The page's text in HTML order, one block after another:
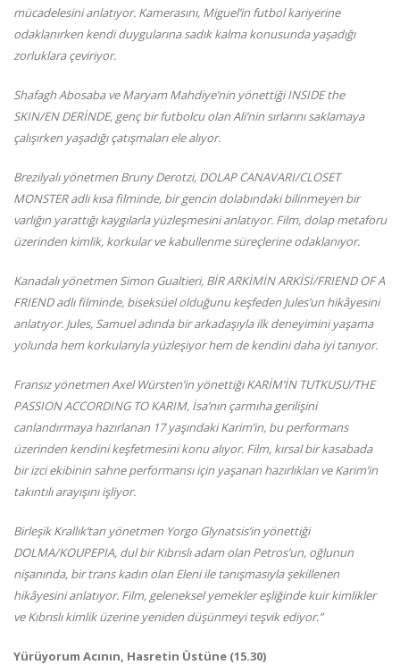
mücadelesini anlatıyor. Kamerasını, Miguel’in futbol kariyerine
odaklanırken kendi duygularına sadık kalma konusunda yaşadığı
zorluklara çeviriyor.
Shafagh Abosaba ve Maryam Mahdiye’nin yönettiği INSIDE the
SKIN/EN DERİNDE, genç bir futbolcu olan Ali’nin sırlarını saklamaya
çalışırken yaşadığı çatışmaları ele alıyor.
Brezilyalı yönetmen Bruny Derotzi, DOLAP CANAVARI/CLOSET
MONSTER adlı kısa filminde, bir gencin dolabındaki bilinmeyen bir
varlığın yarattığı kaygılarla yüzleşmesini anlatıyor. Film, dolap metaforu
üzerinden kimlik, korkular ve kabullenme süreçlerine odaklanıyor.
Kanadalı yönetmen Simon Gualtieri, BİR ARKİMİN ARKİSİ/FRIEND OF A
FRIEND adlı filminde, biseksüel olduğunu keşfeden Jules’un hikâyesini
anlatıyor. Jules, Samuel adında bir arkadaşıyla ilk deneyimini yaşama
yolunda hem korkularıyla yüzleşiyor hem de kendini daha iyi tanıyor.
Fransız yönetmen Axel Würsten’in yönettiği KARİM’İN TUTKUSU/THE
PASSION ACCORDING TO KARIM, İsa’nın çarmıha gerilişini
canlandırmaya hazırlanan 17 yaşındaki Karim’in, bu performans
üzerinden kendini keşfetmesini konu alıyor. Film, kırsal bir kasabada
bir izci ekibinin sahne performansı için yaşanan hazırlıkları ve Karim’in
takıntılı arayışını işliyor.
Birleşik Krallık’tan yönetmen Yorgo Glynatsis’in yönettiği
DOLMA/KOUPEPIA, dul bir Kıbrıslı adam olan Petros’un, oğlunun
nişanında, bir trans kadın olan Eleni ile tanışmasıyla şekillenen
hikâyesini anlatıyor. Film, geleneksel yemekler eşliğinde kuir kimlikler
ve Kıbrıslı kimlik üzerine yeniden düşünmeyi teşvik ediyor.”
Yürüyorum Acının, Hasretin Üstüne (15.30)